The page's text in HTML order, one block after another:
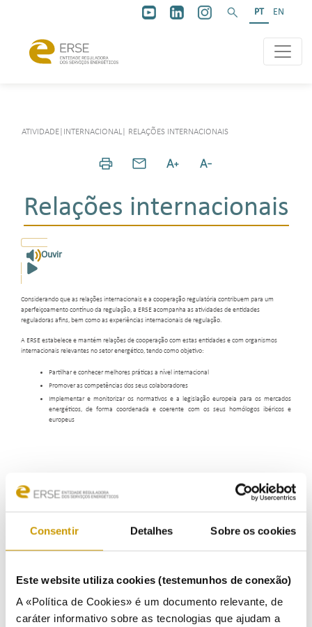
Consentir Detalhes Sobre os cookies
Este website utiliza cookies (testemunhos de conexão)
A «Política de Cookies» é um documento relevante, de
caráter informativo sobre as tecnologias que ajudam a
PT EN
ATIVIDADE INTERNACIONAL| RELAÇÕES INTERNACIONAIS
Relações internacionais
Ouvir
Considerando que as relações internacionais e a cooperação regulatória contribuem para um
aperfeiçoamento contínuo da regulação, a ERSE acompanha as atividades de entidades
reguladoras afins, bem como as experiências internacionais de regulação.
A ERSE estabelece e mantém relações de cooperação com estas entidades e com organismos
internacionais relevantes no setor energético, tendo como objetivo:
Partilhar e conhecer melhores práticas a nível internacional
Promover as competências dos seus colaboradores
Implementar e monitorizar os normativos e a legislação europeia para os mercados
energéticos, de forma coordenada e coerente com os seus homólogos ibéricos e
europeus